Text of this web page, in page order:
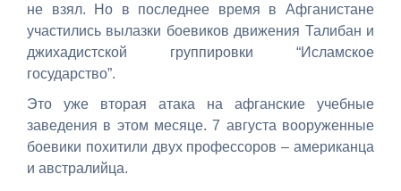
не взял. Но в последнее время в Афганистане
участились вылазки боевиков движения Талибан и
джихадистской группировки “Исламское
государство”.
Это уже вторая атака на афганские учебные
заведения в этом месяце. 7 августа вооруженные
боевики похитили двух профессоров – американца
и австралийца.